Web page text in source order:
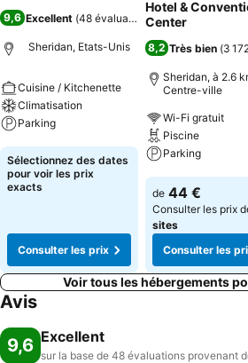
9,6 Excellent (48 évaluations)
Sheridan, Etats-Unis
Cuisine / Kitchenette
Climatisation
Parking
Consulter les prix
Sélectionnez des dates
pour voir les prix
exacts
Consulter les prix
Hotel &
Center
8,2 Très bien (3
Sheridan, à 2.6
Centre-ville
Wi-Fi gratuit
Piscine
Parking
Consulter les
de 44 €
Consulter les prix
sites
Consulter les
Voir tous les hébergements
Avis
9,6 Excellent
sur la base de 48 évaluations provenant